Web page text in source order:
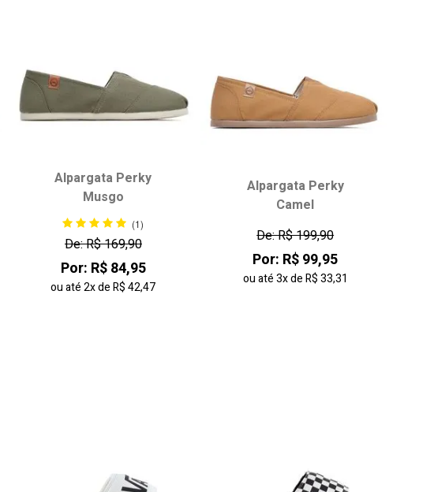
Escolha seu tamanho:
35 36
Escolha seu tamanho:
35 36
39 40
42
Alpargata Perky
Musgo
(1)
De: R$ 169,90
Por: R$ 84,95
ou até2xdeR$ 42,47
Alpargata Perky
Camel
De: R$ 199,90
Por: R$ 99,95
ou até3xdeR$ 33,31